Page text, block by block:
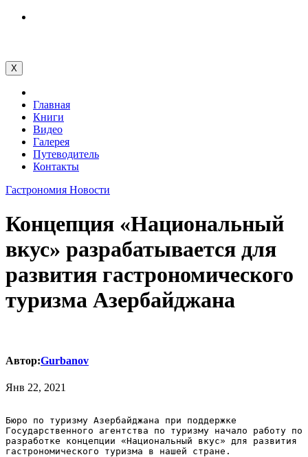
Перейти
X
Главная
Книги
Видео
Галерея
Путеводитель
Контакты
Гастрономия Новости
Концепция «Национальный
вкус» разрабатывается для
развития гастрономического
туризма Азербайджана
Автор:Gurbanov
Янв 22, 2021
Бюро по туризму Азербайджана при поддержке
Государственного агентства по туризму начало работу по
разработке концепции «Национальный вкус» для развития
гастрономического туризма в нашей стране.